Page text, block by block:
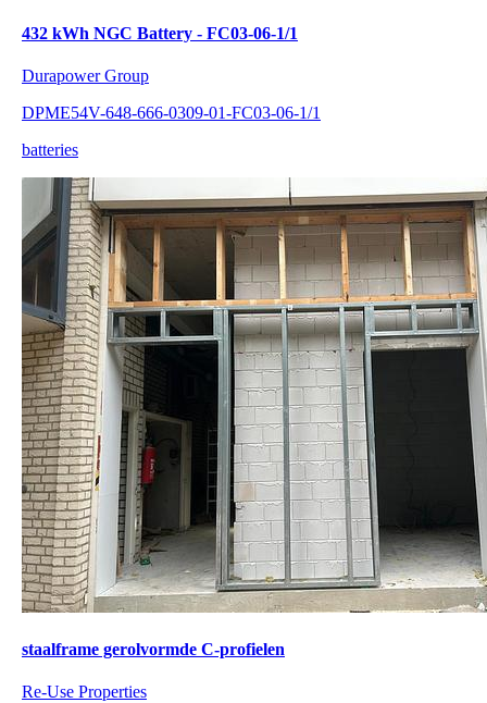
432 kWh NGC Battery - FC03-06-1/1
Durapower Group
DPME54V-648-666-0309-01-FC03-06-1/1
batteries
staalframe gerolvormde C-profielen
Re-Use Properties